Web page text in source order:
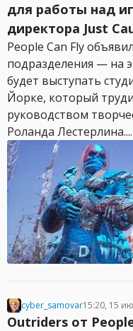
для работы над
директора Just
People Can Fly
подразделения — на
будет выступать
Йорке, который
руководством
Роланда Лестерлина....
cyber_samovar15:20, 15
Outriders от